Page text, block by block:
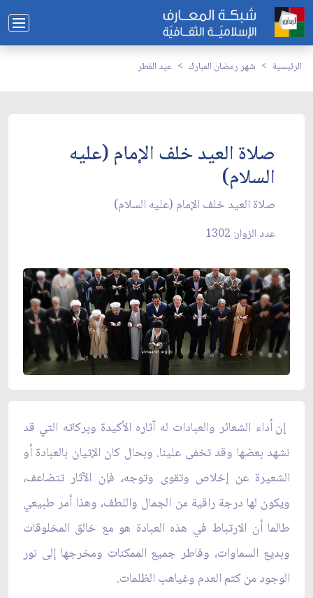
الرئيسية شهر رمضان المبارك عيد الفطر
صلاة العيد خلف الإمام (عليه
السلام)
صلاة العيد خلف الإمام (عليه السلام)
عدد الزوار: 1302
إن أداء الشعائر والعبادات له آثاره الأكيدة وبركاته التي قد
نشهد بعضها وقد تخفى علينا. وبحال كان الإتيان بالعبادة أو
الشعيرة عن إخلاص وتقوى وتوجه، فإن الآثار تتضاعف،
ويكون لها درجة راقية من الجمال واللطف، وهذا أمر طبيعي
طالما أن الارتباط في هذه العبادة هو مع خالق المخلوقات
وبديع السماوات، وفاطر جميع الممكنات ومخرجها إلى نور
الوجود من كتم العدم وغياهب الظلمات.